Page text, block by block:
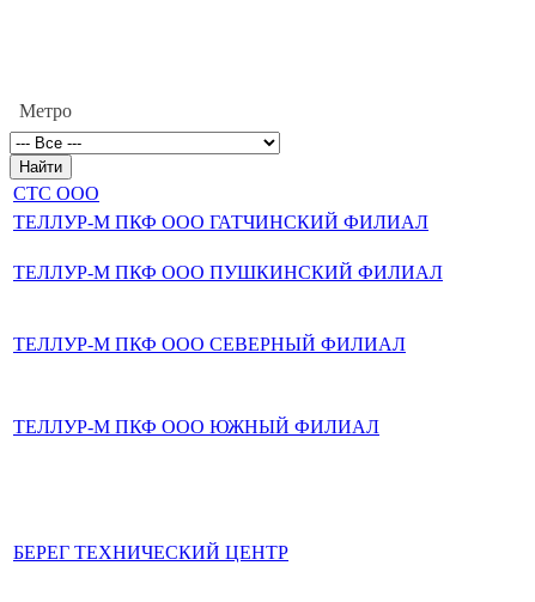
Метро
СТС ООО
ТЕЛЛУР-М ПКФ ООО ГАТЧИНСКИЙ ФИЛИАЛ
ТЕЛЛУР-М ПКФ ООО ПУШКИНСКИЙ ФИЛИАЛ
ТЕЛЛУР-М ПКФ ООО СЕВЕРНЫЙ ФИЛИАЛ
ТЕЛЛУР-М ПКФ ООО ЮЖНЫЙ ФИЛИАЛ
БЕРЕГ ТЕХНИЧЕСКИЙ ЦЕНТР